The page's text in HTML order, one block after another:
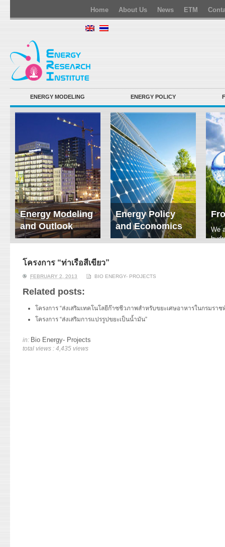
Home About Us News ETM
ENERGY MODELING ENERGY POLICY
Energy Modeling
and Outlook
ERI conducts rigorous
energy supply and
energy-consuming
sectors. Our analyses
have been used for …
Read More
Energy Policy
and Economics
We focus on solar
policy. Two patent-
We
โครงการ “ท่าเรือสีเขียว”
FEBRUARY 2, 2013 BIO ENERGY- PROJECTS
Related posts:
โครงการ “ส่งเสริมเทคโนโลยีก๊าซชีวภาพสำหรับขยะเศษอาหารในกรมรา
โครงการ “ส่งเสริมการแปรรูปขยะเป็นน้ำมัน”
in: Bio Energy- Projects
total views : 4,435 views